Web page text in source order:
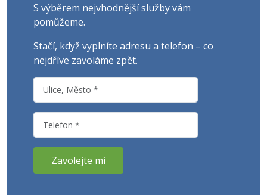
S výběrem nejvhodnější služby vám
pomůžeme.
Stačí, když vyplníte adresu a telefon – co
nejdříve zavoláme zpět.